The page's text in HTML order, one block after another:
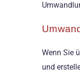
Wenn Sie
und